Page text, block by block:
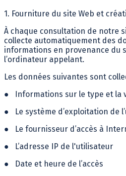
1. Fourniture du site Web et
À chaque consultation de notre
collecte automatiquement des
informations en provenance du
l’ordinateur appelant.
Les données suivantes sont
●
Informations sur le type et la
●
Le système d’exploitation de
●
Le fournisseur d’accès à
●
L’adresse IP de l'utilisateur
●
Date et heure de l’accès